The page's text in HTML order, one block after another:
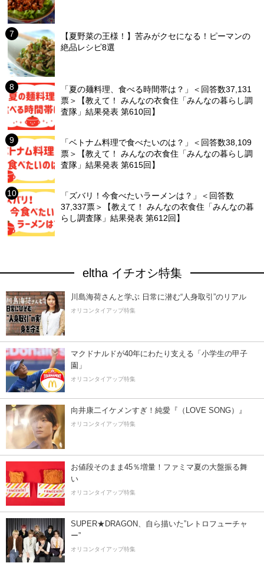
【夏野菜の王様！】苦みがクセになる！ピーマンの
絶品レシピ8選
「夏の麺料理、食べる時間帯は？」＜回答数37,131
票＞【教えて！ みんなの衣食住「みんなの暮らし調
査隊」結果発表 第610回】
「ベトナム料理で食べたいのは？」＜回答数38,109
票＞【教えて！ みんなの衣食住「みんなの暮らし調
査隊」結果発表 第615回】
「ズバリ！今食べたいラーメンは？」＜回答数
37,337票＞【教えて！ みんなの衣食住「みんなの暮
らし調査隊」結果発表 第612回】
eltha イチオシ特集
川島海荷さんと学ぶ 日常に潜む“人身取引”のリアル
オリコンタイアップ特集
マクドナルドが40年にわたり支える「小学生の甲子
園」
オリコンタイアップ特集
向井康二イケメンすぎ！純愛『（LOVE SONG）』
オリコンタイアップ特集
お値段そのまま45％増量！ファミマ夏の大盤振る舞
い
オリコンタイアップ特集
SUPER★DRAGON、自ら描いた”レトロフューチャ
ー”
オリコンタイアップ特集